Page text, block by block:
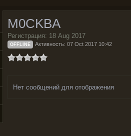
M0CKBA
Регистрация: 18 Aug 2017
OFFLINE Активность: 07 Oct 2017 10:42
Нет сообщений для отображения